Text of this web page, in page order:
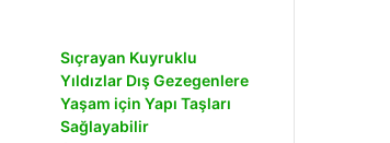
Sıçrayan Kuyruklu
Yıldızlar Dış Gezegenlere
Yaşam için Yapı Taşları
Sağlayabilir